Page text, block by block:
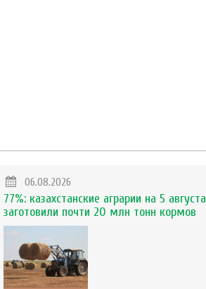
06.08.2026
77%: казахстанские аграрии на 5 августа
заготовили почти 20 млн тонн кормов